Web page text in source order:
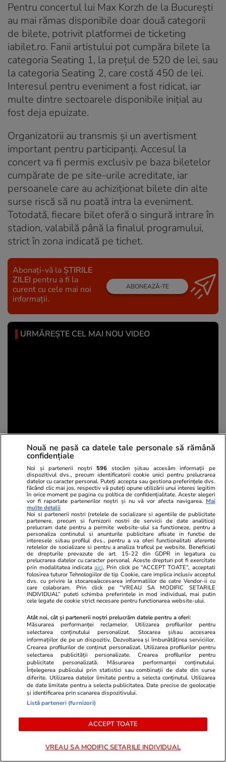
Pentru concertul lui Max Korzh de la București
au mai rămas disponibile doar două categorii
de bilete, potrivit platformei de ticketing
iabilet.ro. Fanii artistului pot cumpăra bilete la
categoria Seating 1, la prețul de 520 de lei, sau
la categoria Seating 2, care costă 450 de lei.
Interesul pentru eveniment a fost ridicat, iar
multe dintre sectoarele disponibile inițial au
fost deja epuizate.
Organizatorii au transmis și un avertisment
important pentru participanți. Accesul la
concert va fi permis exclusiv pe baza biletelor
cumpărate de pe site-urile acreditate, iar
persoanele care au achiziționat bilete din alte
surse riscă să nu poată intra la eveniment.
Totodată, fiecare bilet oferă o singură intrare în
stadion, valabilă până la finalul programului,
strict în zona indicată pe tichet.
Abonați-vă la ȘTIRILE
ZILEI pentru a fi la
curent cu cele mai noi
informații.
ABONEAZĂ-TE
URMĂREȘTE CEL MAI NOU VIDEO
Cât costă intrarea la piscinele din București în
vara lui 2026
Share Comentează
Abonați-vă la canalul Libertatea de WhatsApp pentru
a fi la curent cu ultimele informații
Arena Națională Concert Stiri Bucuresti
Nouă ne pasă ca datele tale personale să rămână
confidențiale
Noi și partenerii noștri 596 stocăm și/sau accesăm informații pe
dispozitivul dvs., precum identificatorii cookie unici pentru prelucrarea
datelor cu caracter personal. Puteți accepta sau gestiona preferințele dvs.
făcând clic mai jos, respectiv vă puteți opune utilizării unui interes legitim
în orice moment pe pagina cu politica de confidențialitate. Aceste alegeri
vor fi raportate partenerilor noștri și nu vă vor afecta navigarea. Mai
multe detalii
Noi si partenerii nostri (retelele de socializare si agentiile de publicitate
partenere, precum si furnizorii nostri de servicii de date analitice)
prelucram date pentru a permite website-ului sa functioneze, pentru a
personaliza continutul si anunturile publicitare afisate in functie de
interesele si/sau profilul dvs., pentru a va oferi functionalitati aferente
retelelor de socializare si pentru a analiza traficul pe website. Beneficiati
de drepturile prevazute de art. 15-22 din GDPR in legatura cu
prelucrarea datelor cu caracter personal. Aceste drepturi pot fi exercitate
prin modalitatea indicataaici. Prin click pe “ACCEPT TOATE”, acceptati
folosirea tuturor Tehnologiilor de tip Cookie, care implica inclusiv acceptul
dvs. cu privire la stocarea/accesarea informatiilor de catre Vendor-ii cu
care colaboram. Prin click pe “VREAU SA MODIFIC SETARILE
INDIVIDUAL” puteti schimba preferintele in mod individual, mai putin
cele legate de cookie strict necesare pentru functionarea website-ului.
Atât noi, cât și partenerii noștri prelucrăm datele pentru a oferi:
Măsurarea performanței reclamelor. Utilizarea profilurilor pentru
selectarea conținutului personalizat. Stocarea și/sau accesarea
informațiilor de pe un dispozitiv. Dezvoltarea și îmbunătățirea serviciilor.
Crearea profilurilor de conținut personalizat. Utilizarea profilurilor pentru
selectarea publicității personalizate. Crearea profilurilor pentru
publicitate personalizată. Măsurarea performanței conținutului.
Înțelegerea publicului prin statistici sau combinații de date din surse
diferite. Utilizarea datelor limitate pentru a selecta conținutul. Utilizarea
de date limitate pentru a selecta publicitatea. Date precise de geolocație
și identificarea prin scanarea dispozitivului.
Listă parteneri (furnizori)
ACCEPT TOATE
VREAU SA MODIFIC SETARILE INDIVIDUAL